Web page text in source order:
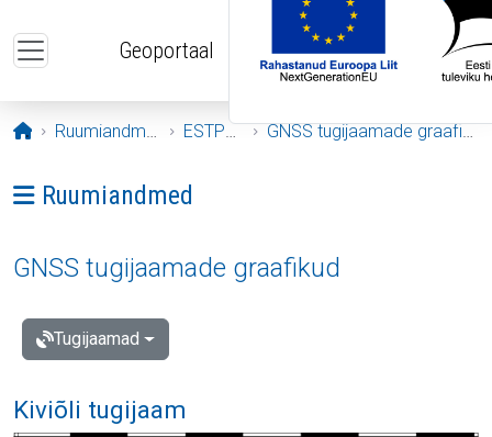
Geoportaal
Avaleht
Ruumiandmed ESTPOS GNSS tugijaamade graafikud
Ava menüü: Ruumiandmed
Ruumiandmed
GNSS tugijaamade graafikud
Tugijaamad
Kiviõli tugijaam